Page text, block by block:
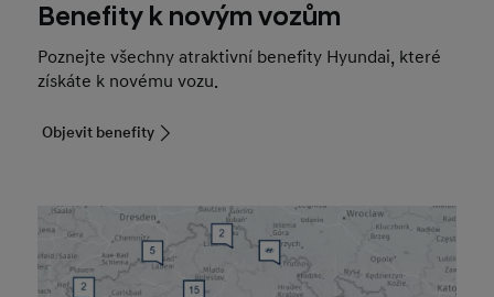
Benefity k novým vozům
Poznejte všechny atraktivní benefity Hyundai, které
získáte k novému vozu.
Objevit benefity